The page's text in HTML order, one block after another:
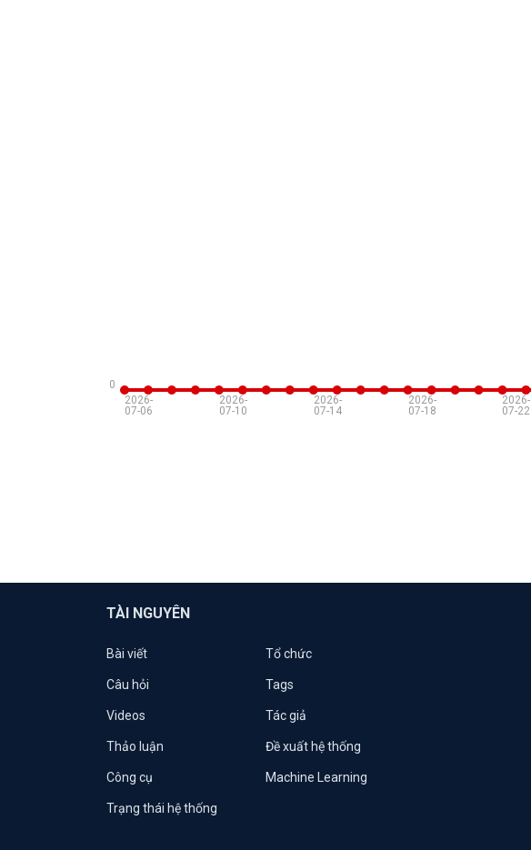
2026-
07-06
2026-
07-10
2026-
07-14
2026-
07-18
2026-
07-22
0
TÀI NGUYÊN
Bài viết Tổ chức
Câu hỏi Tags
Videos Tác giả
Thảo luận Đề xuất hệ thống
Công cụ Machine Learning
Trạng thái hệ thống